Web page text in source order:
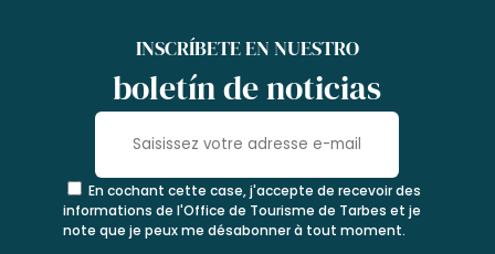
INSCRÍBETE EN NUESTRO
boletín de noticias
En cochant cette case, j'accepte de recevoir des
informations de l'Office de Tourisme de Tarbes et je
note que je peux me désabonner à tout moment.